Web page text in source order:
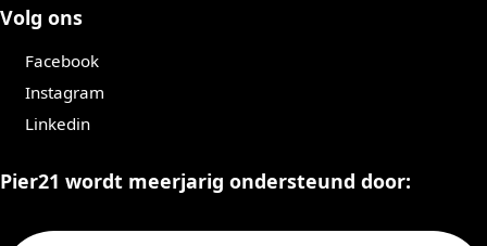
Volg ons
Facebook
Instagram
Linkedin
Pier21 wordt meerjarig ondersteund door: